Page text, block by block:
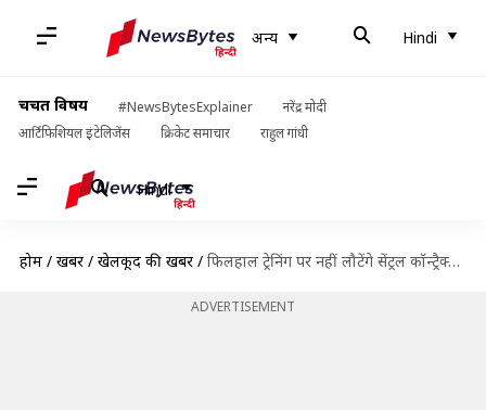
अन्य Hindi
चर्चित विषय #NewsBytesExplainer
नरेंद्र मोदी
आर्टिफिशियल इंटेलिजेंस
क्रिकेट समाचार राहुल गांधी
Hindi
होम / खबरें / खेलकूद की खबरें / फिलहाल ट्रेनिंग पर नहीं लौटेंगे सेंट्रल कॉन्ट्रैक्ट वाले खिलाड़ी- BCCI
ADVERTISEMENT